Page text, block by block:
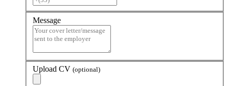
Message
Upload CV (optional)